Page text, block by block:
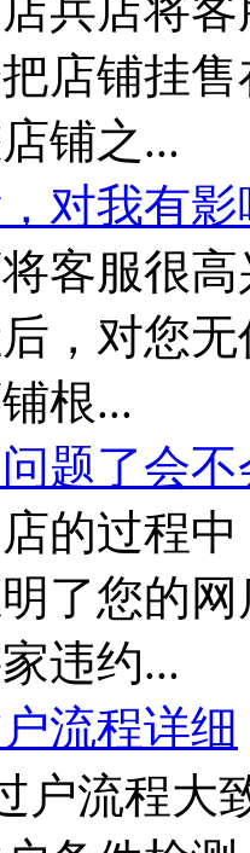
店铺挂
铺之...
对我有
客服很
，对您
根...
题了会
的过程
了您的
违约...
流程详细
户流程大